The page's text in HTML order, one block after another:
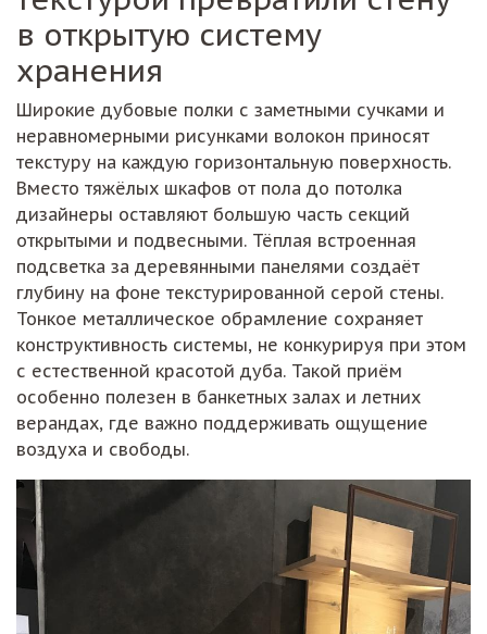
в открытую систему
хранения
Широкие дубовые полки с заметными сучками и
неравномерными рисунками волокон приносят
текстуру на каждую горизонтальную поверхность.
Вместо тяжёлых шкафов от пола до потолка
дизайнеры оставляют большую часть секций
открытыми и подвесными. Тёплая встроенная
подсветка за деревянными панелями создаёт
глубину на фоне текстурированной серой стены.
Тонкое металлическое обрамление сохраняет
конструктивность системы, не конкурируя при этом
с естественной красотой дуба. Такой приём
особенно полезен в банкетных залах и летних
воздуха и свободы.